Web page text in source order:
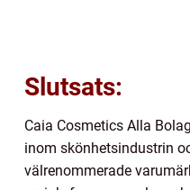
Slutsats:
Caia Cosmetics Alla
inom skönhetsindustrin
välrenommerade